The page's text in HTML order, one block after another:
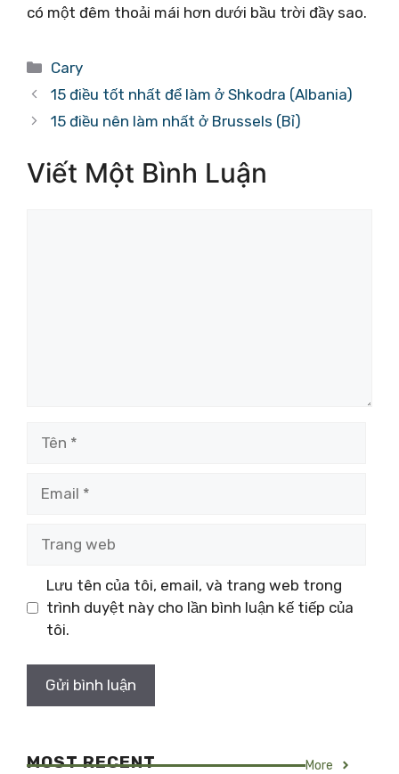
có một đêm thoải mái hơn dưới bầu trời đầy sao.
Danh
mục
Cary
15 điều tốt nhất để làm ở Shkodra (Albania)
15 điều nên làm nhất ở Brussels (Bỉ)
Viết Một Bình Luận
Lưu tên của tôi, email, và trang web trong
trình duyệt này cho lần bình luận kế tiếp của
tôi.
MOST RECENT More